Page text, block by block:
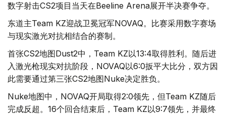
数字射击CS2项目当天在Beeline Arena展开半决赛争夺。
东道主Team KZ迎战卫冕冠军NOVAQ。比赛采用数字赛场
与现实激光对抗相结合的赛制。
首张CS2地图Dust2中，Team KZ以13:4取得胜利。随后进
入激光枪现实对抗阶段，NOVAQ以6:0扳平大比分，双方因
此需要通过第三张CS2地图Nuke决定胜负。
Nuke地图中，NOVAQ开局取得2:0领先，但Team KZ随后
完成反超。16个回合结束后，Team KZ以9:7领先，并最终